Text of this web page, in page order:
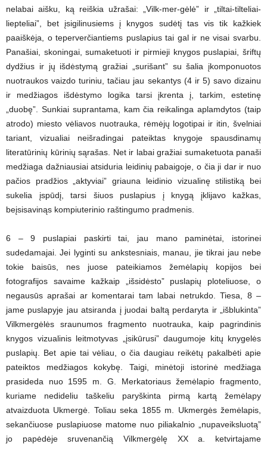
nelabai aišku, ką reiškia užrašai: „Vilk-mer-gėlė” ir „tiltai-tilteliai-
liepteliai”, bet įsigilinusiems į knygos sudėtį tas vis tik kažkiek
paaiškėja, o teperverčiantiems puslapius tai gal ir ne visai svarbu.
Panašiai, skoningai, sumaketuoti ir pirmieji knygos puslapiai, šriftų
dydžius ir jų išdėstymą gražiai „surišant” su šalia įkomponuotos
nuotraukos vaizdo turiniu, tačiau jau sekantys (4 ir 5) savo dizainu
ir medžiagos išdėstymo logika tarsi įkrenta į, tarkim, estetinę
„duobę”. Sunkiai suprantama, kam čia reikalinga aplamdytos (taip
atrodo) miesto vėliavos nuotrauka, rėmėjų logotipai ir itin, švelniai
tariant, vizualiai neišradingai pateiktas knygoje spausdinamų
literatūrinių kūrinių sąrašas. Net ir labai gražiai sumaketuota panaši
medžiaga dažniausiai atsiduria leidinių pabaigoje, o čia ji dar ir nuo
pačios pradžios „aktyviai” griauna leidinio vizualinę stilistiką bei
sukelia įspūdį, tarsi šiuos puslapius į knygą įklijavo kažkas,
beįsisavinąs kompiuterinio raštingumo pradmenis.
6 – 9 puslapiai paskirti tai, jau mano paminėtai, istorinei
sudedamajai. Jei lyginti su ankstesniais, manau, jie tikrai jau nebe
tokie baisūs, nes juose pateikiamos žemėlapių kopijos bei
fotografijos savaime kažkaip „išsidėsto” puslapių ploteliuose, o
negausūs aprašai ar komentarai tam labai netrukdo. Tiesa, 8 –
jame puslapyje jau atsiranda į juodai baltą perdaryta ir „išblukinta”
Vilkmergėlės sraunumos fragmento nuotrauka, kaip pagrindinis
knygos vizualinis leitmotyvas „įsikūrusi” daugumoje kitų knygelės
puslapių. Bet apie tai vėliau, o čia daugiau reikėtų pakalbėti apie
pateiktos medžiagos kokybę. Taigi, minėtoji istorinė medžiaga
prasideda nuo 1595 m. G. Merkatoriaus žemėlapio fragmento,
kuriame nedideliu taškeliu paryškinta pirmą kartą žemėlapy
atvaizduota Ukmergė. Toliau seka 1855 m. Ukmergės žemėlapis,
sekančiuose puslapiuose matome nuo piliakalnio „nupaveiksluotą”
jo papėdėje sruvenančią Vilkmergėlę XX a. ketvirtajame